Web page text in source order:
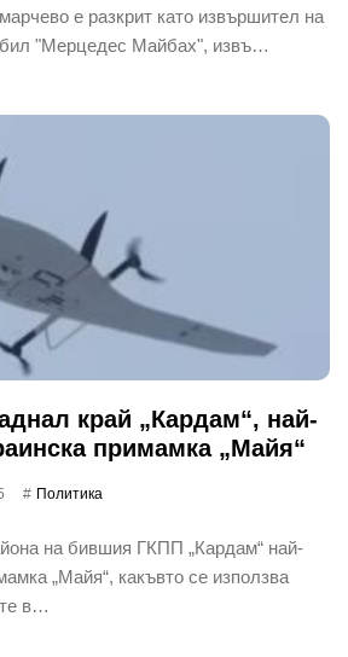
е разкрит като извършител на
"Мерцедес Майбах", извъ…
край „Кардам“, най-
примамка „Майя“
Политика
на бившия ГКПП „Кардам“ най-
„Майя“, какъвто се използва
в…